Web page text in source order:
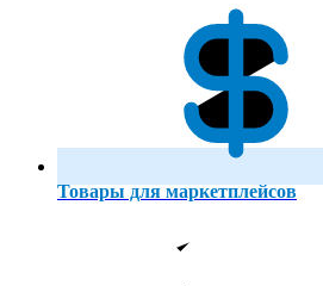
Товары для маркетплейсов